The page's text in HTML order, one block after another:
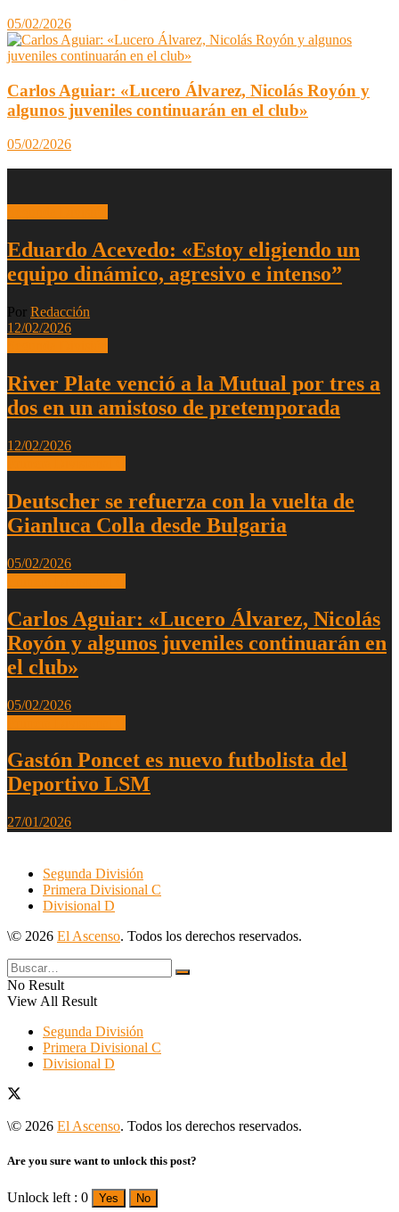
05/02/2026
Carlos Aguiar: «Lucero Álvarez, Nicolás Royón y
algunos juveniles continuarán en el club»
05/02/2026
Eduardo Acevedo: «Estoy eligiendo un
equipo dinámico, agresivo e intenso”
Por Redacción
12/02/2026
River Plate venció a la Mutual por tres a
dos en un amistoso de pretemporada
12/02/2026
Deutscher se refuerza con la vuelta de
Gianluca Colla desde Bulgaria
05/02/2026
Carlos Aguiar: «Lucero Álvarez, Nicolás
Royón y algunos juveniles continuarán en
el club»
05/02/2026
Gastón Poncet es nuevo futbolista del
Deportivo LSM
27/01/2026
Segunda División
Primera Divisional C
Divisional D
\© 2026 El Ascenso. Todos los derechos reservados.
No Result
View All Result
Segunda División
Primera Divisional C
Divisional D
\© 2026 El Ascenso. Todos los derechos reservados.
Are you sure want to unlock this post?
Unlock left : 0 Yes No